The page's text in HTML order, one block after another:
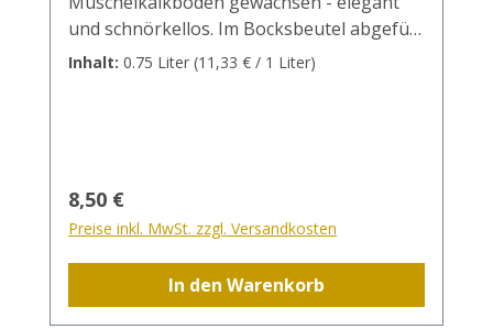
und schnörkellos. Im Bocksbeutel abgefüllt
der ideale Wein für Freunde des
Inhalt: 0.75 Liter (11,33 € / 1 Liter)
Regulärer Preis:
8,50 €
Preise inkl. MwSt. zzgl. Versandkosten
In den Warenkorb